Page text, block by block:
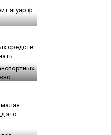
ягуар ф